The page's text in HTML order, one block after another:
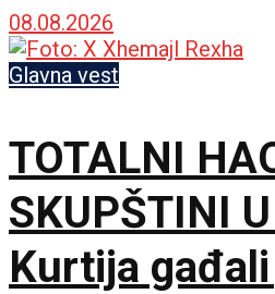
Nismo rivali,
partneri
08.08.2026
Glavna vest
TOTALNI
SKUPŠTINI
Kurtija